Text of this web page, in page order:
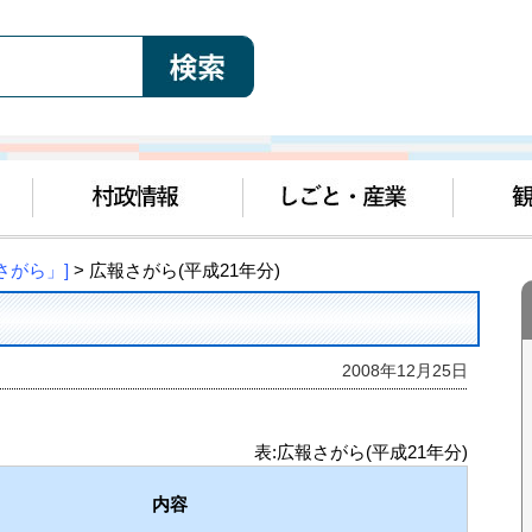
がら」] > 広報さがら(平成21年分)
2008年12月25日
表:広報さがら(平成21年分)
内容